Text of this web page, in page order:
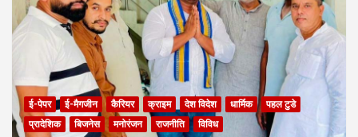
ई-पेपर ई-मैगजीन कैरियर क्राइम देश विदेश धार्मिक
पहल टुडे
प्रादेशिक
बिजनेस मनोरंजन राजनीति विविध